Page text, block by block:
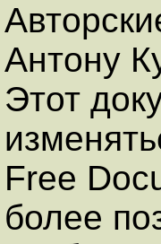
Антону
Этот
Free
более